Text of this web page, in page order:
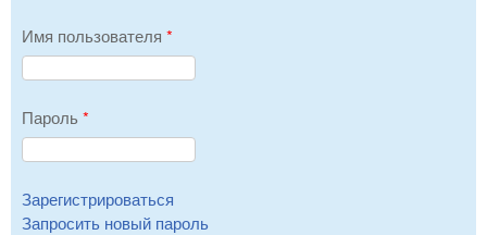
Имя пользователя *
Пароль *
Зарегистрироваться
Запросить новый пароль